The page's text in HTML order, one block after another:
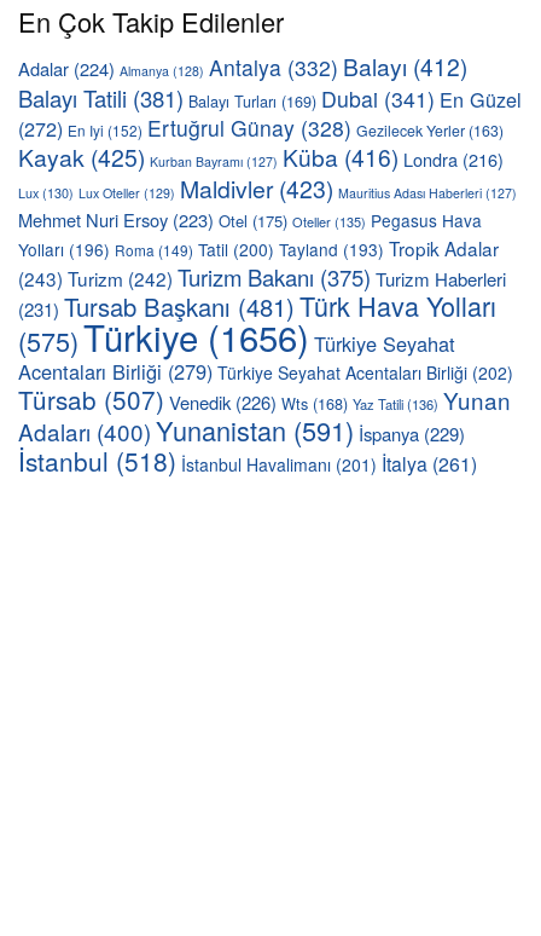
En Çok Takip Edilenler
Adalar (224) Almanya (128) Antalya (332) Balayı (412)
Balayı Tatili (381) Balayı Turları (169) Dubai (341) En Güzel
(272) En Iyi (152) Ertuğrul Günay (328) Gezilecek Yerler (163)
Kayak (425) Kurban Bayramı (127) Küba (416) Londra (216)
Lux (130) Lux Oteller (129) Maldivler(423) Mauritius Adası Haberleri (127)
Mehmet Nuri Ersoy (223) Otel (175) Oteller(135) Pegasus Hava
Yolları (196) Roma (149) Tatil (200) Tayland (193) Tropik Adalar
(243) Turizm (242) Turizm Bakanı (375) Turizm Haberleri
(231) Tursab Başkanı (481)Türk Hava Yolları
(575)Türkiye (1656) Türkiye Seyahat
Acentaları Birliği (279) Türkiye Seyahat Acentaları Birliği (202)
Türsab (507) Venedik (226) Wts (168) Yaz Tatili(136) Yunan
Adaları (400)Yunanistan (591) İspanya (229)
İstanbul (518) İstanbul Havalimanı (201) İtalya (261)